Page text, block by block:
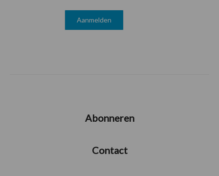
Abonneren
Contact